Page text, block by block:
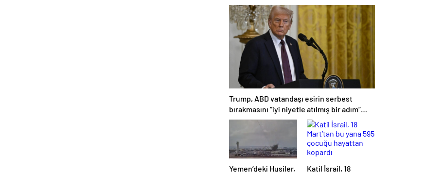
paylaşımının sağlık
sistemiyle ilgili
kararname olduğu
anlaşıldı
Trump, ABD vatandaşı esirin serbest
bırakmasını “iyi niyetle atılmış bir adım”
olarak değerlendirdi
Yemen’deki Husiler,
Katil İsrail, 18